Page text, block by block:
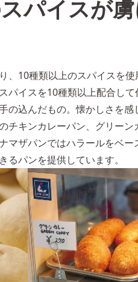
パイスが
、10種類以上のスパイスを
パイスを10種類以上配合し
の込んだもの。懐かしさを
チキンカレーパン、グリー
マザパンではハラールをベ
パンを提供しています。